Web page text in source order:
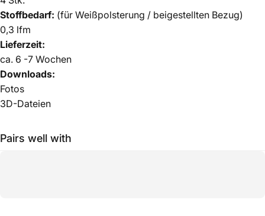
Stoffbedarf: (für Weißpolsterung / beigestellten Bezug)
0,3 lfm
Lieferzeit:
ca. 6 -7 Wochen
Downloads:
Fotos
3D-Dateien
Pairs well with